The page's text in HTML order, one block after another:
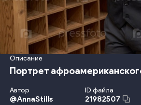
Описание
Портрет
Автор
@AnnaStills
ID файла
21982507